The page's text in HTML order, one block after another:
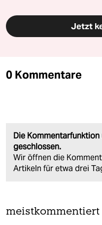
Jetzt
0 Kommentare
Die
geschlossen.
Wir öffnen die
Artikeln für etwa drei
meistkommentiert